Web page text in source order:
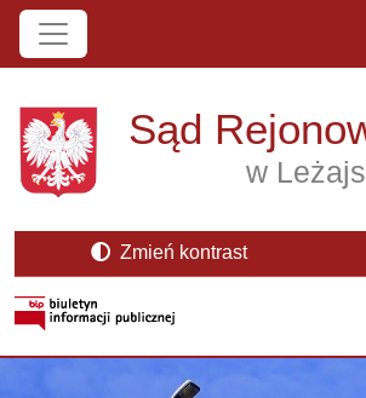
Przejdź do treści
Sąd
w
Zmień kontrast
Strona BIP otwiera się